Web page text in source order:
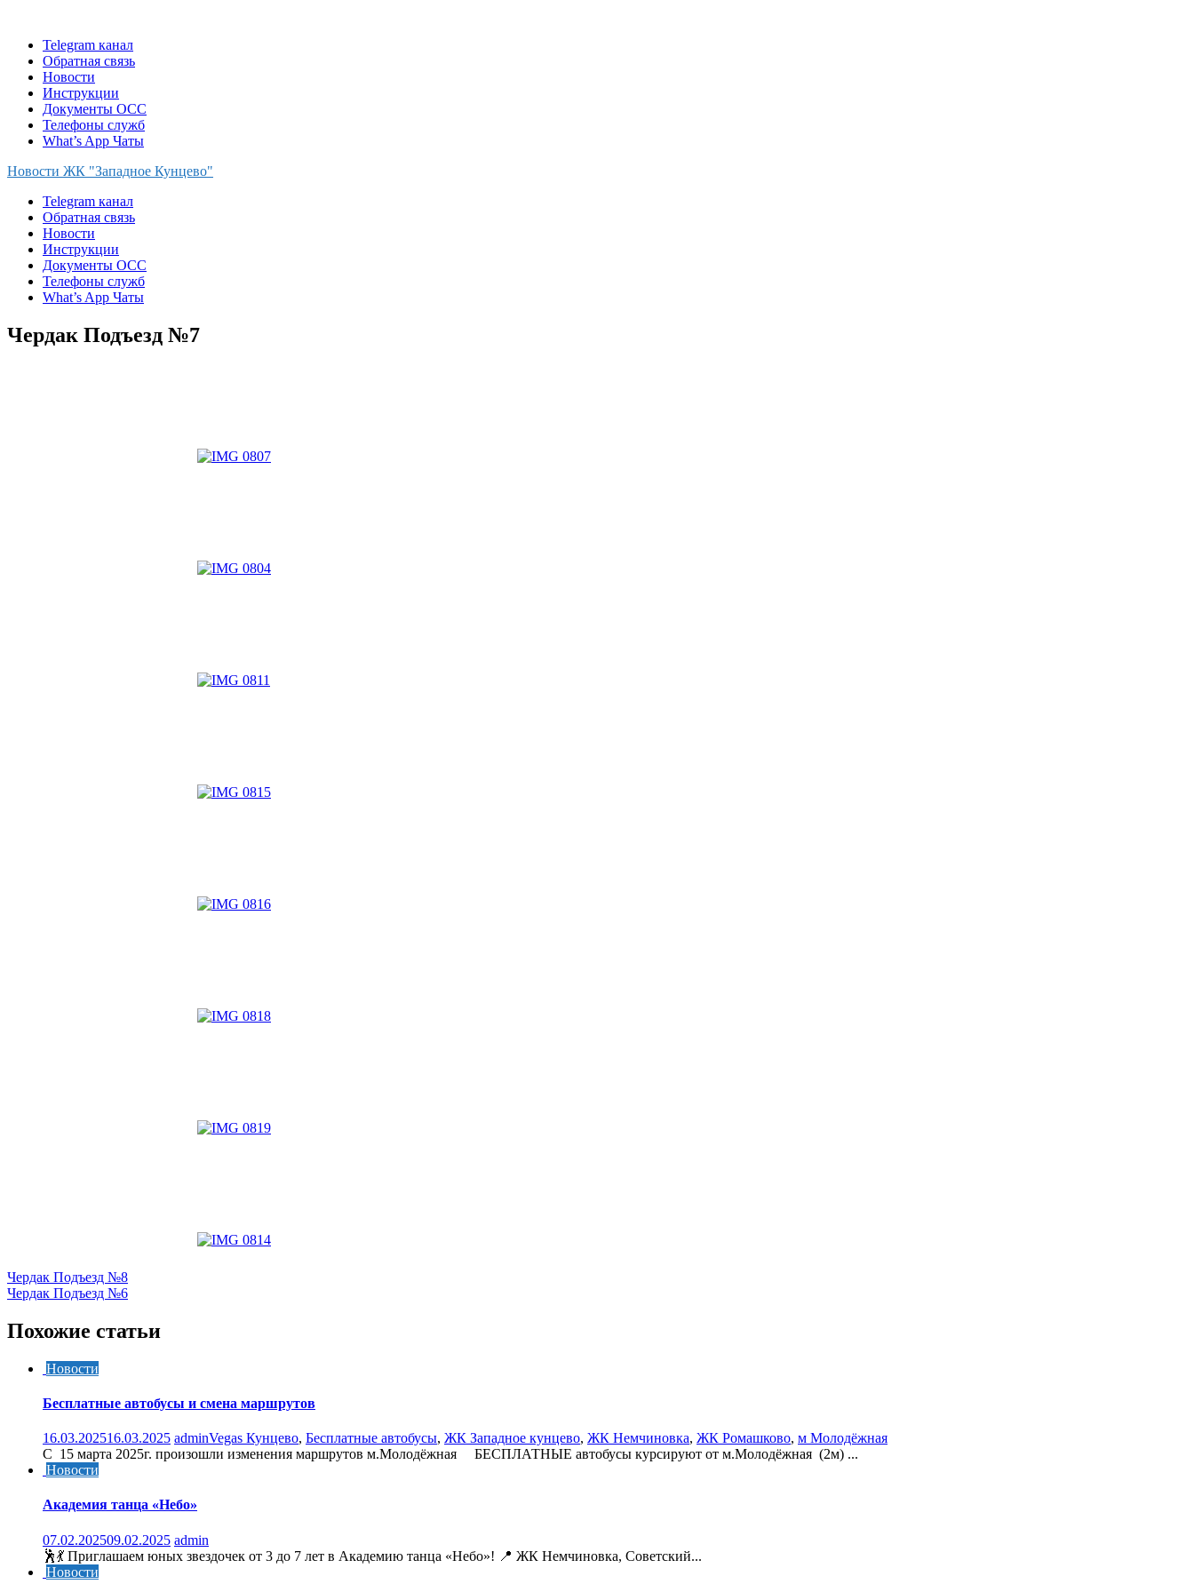
contentTelegram канал
Обратная связь
Новости
Инструкции
Документы ОСС
Телефоны служб
What’s App Чаты
Новости ЖК "Западное Кунцево"
Telegram канал
Обратная связь
Новости
Инструкции
Документы ОСС
Телефоны служб
What’s App Чаты
Чердак Подъезд №7
Навигация
по
записям
Чердак Подъезд №8
Чердак Подъезд №6
Похожие статьи
Новости
Бесплатные автобусы и смена маршрутов
16.03.202516.03.2025 adminVegas Кунцево, Бесплатные автобусы, ЖК Западное кунцево, ЖК Немчиновка, ЖК Ромашково, м Молодёжная
C 15 марта 2025г. произошли изменения маршрутов м.Молодёжная БЕСПЛАТНЫЕ автобусы курсируют от м.Молодёжная (2м) ...
Новости
Академия танца «Небо»
07.02.202509.02.2025 admin
🕺💃 Приглашаем юных звездочек от 3 до 7 лет в Академию танца «Небо»! 📍 ЖК Немчиновка, Советский...
Новости